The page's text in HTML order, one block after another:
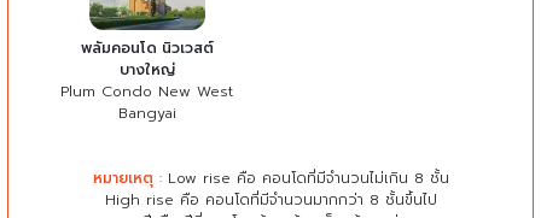
พลัมคอนโด นิวเวสต์
บางใหญ่
Plum Condo New West
Bangyai
หมายเหตุ : Low rise คือ คอนโดที่มีจำนวนไม่เกิน 8 ชั้น
High rise คือ คอนโดที่มีจำนวนมากกว่า 8 ชั้นขึ้นไป